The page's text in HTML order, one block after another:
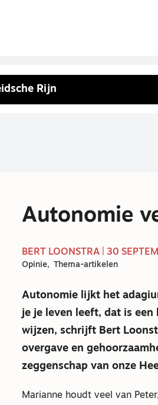
Rijn
Autonomie
BERT LOONSTRA | 30
Opinie Thema-artikelen
Autonomie lijkt het
je je leven leeft, dat is
wijzen, schrijft Bert
overgave en
zeggenschap van onze
Marianne houdt veel van